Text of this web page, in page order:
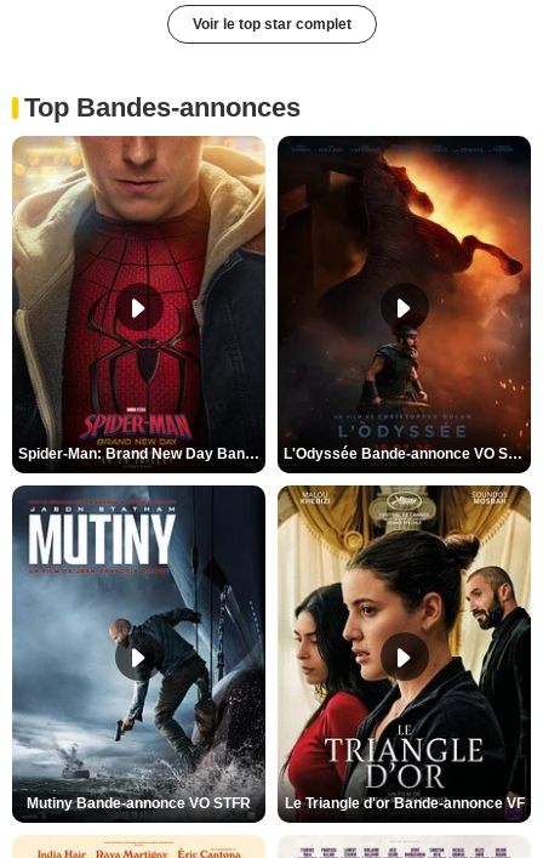
Voir le top star complet
Top Bandes-annonces
Spider-Man: Brand New Day Bande-annonce VO STFR L'Odyssée Bande-annonce VO STFR
Mutiny Bande-annonce VO STFR Le Triangle d'or Bande-annonce VF